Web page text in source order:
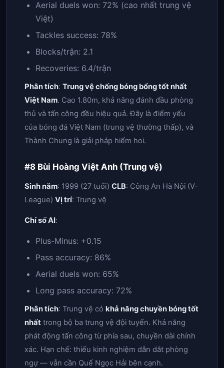
Aerial duels won: 72% (cao nhất trung vệ
Việt)
Tackles success: 78%
Blocks/trận: 2.1
Recoveries: 6.4/trận
Phân tích: Trung vệ chống bóng bổng tốt nhất
Việt Nam. Cao 1.80m, khả năng đánh đầu phòng
thủ và tấn công đều hiệu quả. Đây là điểm yếu
của bóng đá Việt Nam (trung vệ thường thấp), và
Thành Chung là giải pháp hiếm hoi.
#8 Bùi Hoàng Việt Anh (Trung vệ)
Sinh năm: 1999 (27 tuổi) CLB: Công An Hà Nội (V-
League) Vị trí: Trung vệ
Chỉ số AI:
Plus-Minus: +0.15
Pass accuracy: 86%
Aerial duels won: 65%
Long pass accuracy: 72%
Phân tích: Trung vệ có khả năng chuyền bóng tốt
nhất trong bộ ba trung vệ đội tuyển. Khả năng
phát động tấn công từ phía sau, chuyền dài chính
xác. Hạn chế: thiếu kinh nghiệm dẫn dắt phòng
ngự — vẫn cần Quế Ngọc Hải bên cạnh.